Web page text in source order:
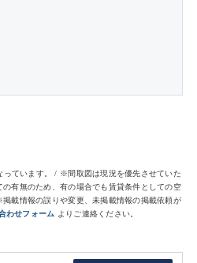
ています。 / ※間取図は現況を優先させていた
有無のため、有の場合でも賃貸条件としての空
載情報の誤りや変更、未掲載情報の掲載依頼が
わせフォーム よりご連絡ください。